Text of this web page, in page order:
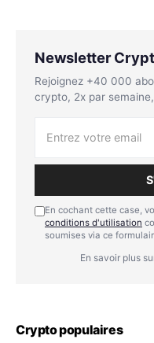
Newsletter
Rejoignez +40 000
crypto, 2x par
En cochant cette case,
conditions d'utilisation
soumises via ce
En savoir plus
Crypto populaires